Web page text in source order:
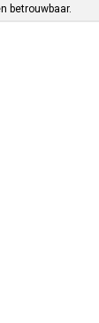
betrouwbaar.